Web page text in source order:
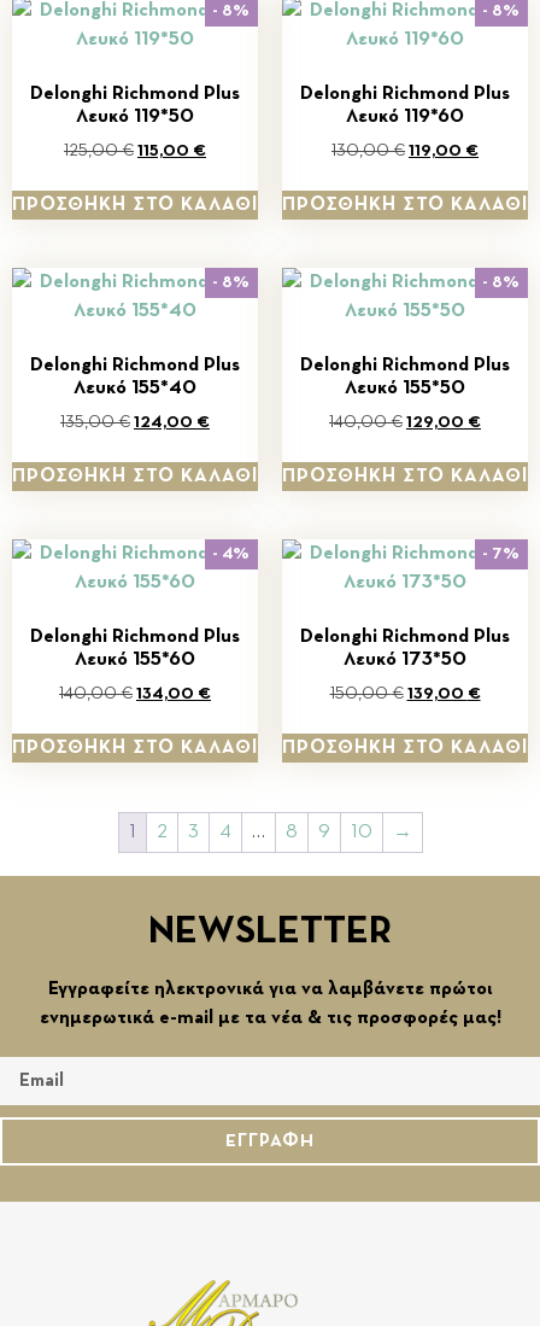
- 8%
Delonghi Richmond Plus
Λευκό 119*50
125,00€ 115,00 €
ΠΡΟΣΘΉΚΗ ΣΤΟ ΚΑΛΆΘΙ
- 8%
Delonghi Richmond Plus
Λευκό 119*60
130,00€ 119,00 €
ΠΡΟΣΘΉΚΗ ΣΤΟ ΚΑΛΆΘΙ
- 8%
Delonghi Richmond Plus
Λευκό 155*40
135,00€ 124,00 €
ΠΡΟΣΘΉΚΗ ΣΤΟ ΚΑΛΆΘΙ
- 8%
Delonghi Richmond Plus
Λευκό 155*50
140,00€ 129,00 €
ΠΡΟΣΘΉΚΗ ΣΤΟ ΚΑΛΆΘΙ
- 4%
Delonghi Richmond Plus
Λευκό 155*60
140,00€ 134,00 €
ΠΡΟΣΘΉΚΗ ΣΤΟ ΚΑΛΆΘΙ
- 7%
Delonghi Richmond Plus
Λευκό 173*50
150,00€ 139,00 €
ΠΡΟΣΘΉΚΗ ΣΤΟ ΚΑΛΆΘΙ
2 3 4 … 8 9 10 →
NEWSLETTER
Εγγραφείτε ηλεκτρονικά για να λαμβάνετε πρώτοι
ενημερωτικά e-mail με τα νέα & τις προσφορές μας!
ΕΓΓΡΑΦΗ